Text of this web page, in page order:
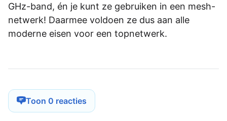
GHz-band, én je kunt ze gebruiken in een mesh-
netwerk! Daarmee voldoen ze dus aan alle
moderne eisen voor een topnetwerk.
Toon 0 reacties